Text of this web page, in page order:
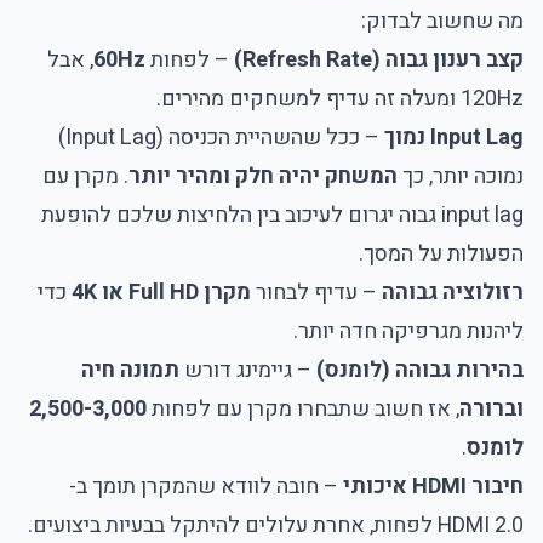
מה שחשוב לבדוק:
קצב רענון גבוה (Refresh Rate)
– לפחות60Hz, אבל
120Hz ומעלה זה עדיף למשחקים מהירים.
Input Lag נמוך
– ככל שהשהיית הכניסה (Input Lag)
נמוכה יותר, כךהמשחק יהיה חלק ומהיר יותר. מקרן עם
input lag גבוה יגרום לעיכוב בין הלחיצות שלכם להופעת
הפעולות על המסך.
רזולוציה גבוהה – עדיף לבחורמקרן Full HD או 4K
כדי
ליהנות מגרפיקה חדה יותר.
בהירות גבוהה (לומנס) – גיימינג דורש תמונה חיה
וברורה, אז חשוב שתבחרו מקרן עם לפחות2,500-3,000
לומנס.
חיבור HDMI איכותי
– חובה לוודא שהמקרן תומך ב-
HDMI 2.0 לפחות, אחרת עלולים להיתקל בבעיות ביצועים.